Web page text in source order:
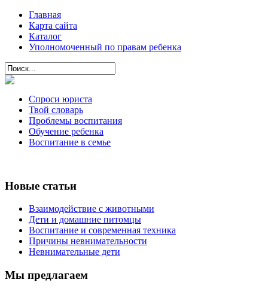
Главная
Карта сайта
Каталог
Уполномоченный по правам ребенка
Спроси юриста
Твой словарь
Проблемы воспитания
Обучение ребенка
Воспитание в семье
Новые статьи
Взаимодействие с животными
Дети и домашние питомцы
Воспитание и современная техника
Причины невнимательности
Невнимательные дети
Мы предлагаем